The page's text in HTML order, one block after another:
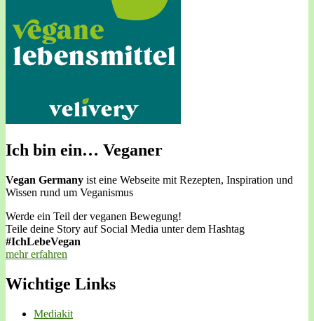
Ich bin ein… Veganer
Vegan Germany ist eine Webseite mit Rezepten, Inspiration und
Wissen rund um Veganismus
Werde ein Teil der veganen Bewegung!
Teile deine Story auf Social Media unter dem Hashtag
#IchLebeVegan
mehr erfahren
Wichtige Links
Mediakit